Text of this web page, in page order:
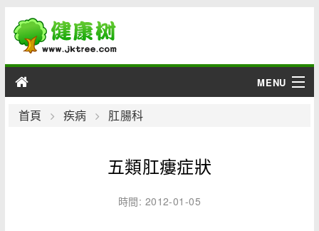
MENU
男性
首頁 疾病 肛腸科
五類肛瘻症狀
時間: 2012-01-05